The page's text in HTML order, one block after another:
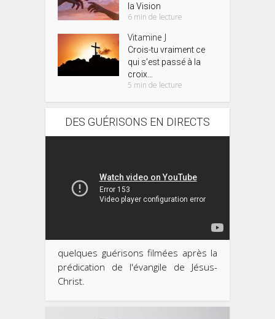
la Vision
6 min de lecture
Vitamine J
Crois-tu vraiment ce
qui s’est passé à la
croix...
5 min de lecture
DES GUÉRISONS EN DIRECTS
quelques guérisons filmées après la
prédication de l'évangile de Jésus-
Christ.